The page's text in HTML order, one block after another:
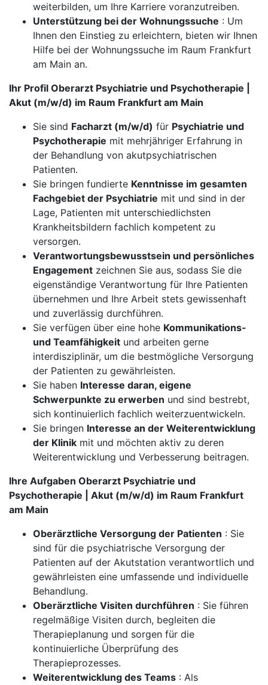
weiterbilden, um Ihre Karriere voranzutreiben.
Unterstützung bei der Wohnungssuche : Um
Ihnen den Einstieg zu erleichtern, bieten wir Ihnen
Hilfe bei der Wohnungssuche im Raum Frankfurt
am Main an.
Ihr Profil Oberarzt Psychiatrie und Psychotherapie |
Akut (m/w/d) im Raum Frankfurt am Main
Sie sind Facharzt (m/w/d) für Psychiatrie und
Psychotherapie mit mehrjähriger Erfahrung in
der Behandlung von akutpsychiatrischen
Patienten.
Sie bringen fundierte Kenntnisse im gesamten
Fachgebiet der Psychiatrie mit und sind in der
Lage, Patienten mit unterschiedlichsten
Krankheitsbildern fachlich kompetent zu
versorgen.
Verantwortungsbewusstsein und persönliches
Engagement zeichnen Sie aus, sodass Sie die
eigenständige Verantwortung für Ihre Patienten
übernehmen und Ihre Arbeit stets gewissenhaft
und zuverlässig durchführen.
Sie verfügen über eine hohe Kommunikations-
und Teamfähigkeit und arbeiten gerne
interdisziplinär, um die bestmögliche Versorgung
der Patienten zu gewährleisten.
Sie haben Interesse daran, eigene
Schwerpunkte zu erwerben und sind bestrebt,
sich kontinuierlich fachlich weiterzuentwickeln.
Sie bringen Interesse an der Weiterentwicklung
der Klinik mit und möchten aktiv zu deren
Weiterentwicklung und Verbesserung beitragen.
Ihre Aufgaben Oberarzt Psychiatrie und
Psychotherapie | Akut (m/w/d) im Raum Frankfurt
am Main
Oberärztliche Versorgung der Patienten : Sie
sind für die psychiatrische Versorgung der
Patienten auf der Akutstation verantwortlich und
gewährleisten eine umfassende und individuelle
Behandlung.
Oberärztliche Visiten durchführen : Sie führen
regelmäßige Visiten durch, begleiten die
Therapieplanung und sorgen für die
kontinuierliche Überprüfung des
Therapieprozesses.
Weiterentwicklung des Teams : Als